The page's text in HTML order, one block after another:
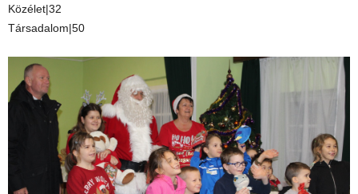
Közélet|32
Társadalom|50